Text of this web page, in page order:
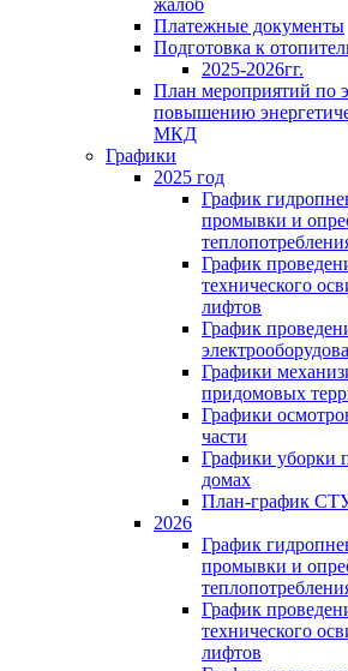
жалоб
Платежные документы
Подготовка к
2025-2026гг.
План мероприятий по
повышению
МКД
Графики
2025 год
График
промывки и
График
технического
лифтов
График
Графики
придомовых
Графики
части
Графики уборки
домах
План-график
2026
График
промывки и
График
технического
лифтов